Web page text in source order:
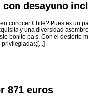
desayuno
conocer Chile? Pues es un
y una diversidad
bonito país. Con el desierto
871 euros